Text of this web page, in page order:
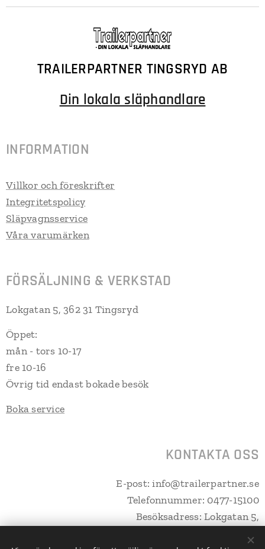
TRAILERPARTNER TINGSRYD AB
Din lokala släphandlare
INFORMATION
Villkor och föreskrifter
Integritetspolicy
Släpvagnsservice
Våra varumärken
FÖRSÄLJNING & VERKSTAD
Lokgatan 5, 362 31 Tingsryd
Öppet:
mån - tors 10-17
fre 10-16
Övrig tid endast bokade besök
Boka service
KONTAKTA OSS
E-post: info@trailerpartner.se
Telefonnummer: 0477-15100
Besöksadress: Lokgatan 5,